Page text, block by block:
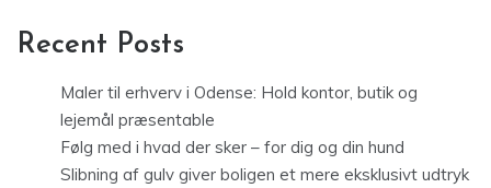
Recent Posts
Maler til erhverv i Odense: Hold kontor, butik og
lejemål præsentable
Følg med i hvad der sker – for dig og din hund
Slibning af gulv giver boligen et mere eksklusivt udtryk